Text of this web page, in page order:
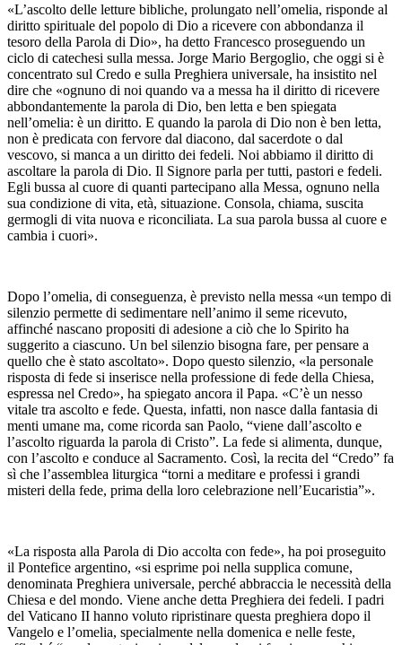
«L’ascolto delle letture bibliche, prolungato nell’omelia, risponde al
diritto spirituale del popolo di Dio a ricevere con abbondanza il
tesoro della Parola di Dio», ha detto Francesco proseguendo un
ciclo di catechesi sulla messa. Jorge Mario Bergoglio, che oggi si è
concentrato sul Credo e sulla Preghiera universale, ha insistito nel
dire che «ognuno di noi quando va a messa ha il diritto di ricevere
abbondantemente la parola di Dio, ben letta e ben spiegata
nell’omelia: è un diritto. E quando la parola di Dio non è ben letta,
non è predicata con fervore dal diacono, dal sacerdote o dal
vescovo, si manca a un diritto dei fedeli. Noi abbiamo il diritto di
ascoltare la parola di Dio. Il Signore parla per tutti, pastori e fedeli.
Egli bussa al cuore di quanti partecipano alla Messa, ognuno nella
sua condizione di vita, età, situazione. Consola, chiama, suscita
germogli di vita nuova e riconciliata. La sua parola bussa al cuore e
cambia i cuori».
Dopo l’omelia, di conseguenza, è previsto nella messa «un tempo di
silenzio permette di sedimentare nell’animo il seme ricevuto,
affinché nascano propositi di adesione a ciò che lo Spirito ha
suggerito a ciascuno. Un bel silenzio bisogna fare, per pensare a
quello che è stato ascoltato». Dopo questo silenzio, «la personale
risposta di fede si inserisce nella professione di fede della Chiesa,
espressa nel Credo», ha spiegato ancora il Papa. «C’è un nesso
vitale tra ascolto e fede. Questa, infatti, non nasce dalla fantasia di
menti umane ma, come ricorda san Paolo, “viene dall’ascolto e
l’ascolto riguarda la parola di Cristo”. La fede si alimenta, dunque,
con l’ascolto e conduce al Sacramento. Così, la recita del “Credo” fa
sì che l’assemblea liturgica “torni a meditare e professi i grandi
misteri della fede, prima della loro celebrazione nell’Eucaristia”».
«La risposta alla Parola di Dio accolta con fede», ha poi proseguito
il Pontefice argentino, «si esprime poi nella supplica comune,
denominata Preghiera universale, perché abbraccia le necessità della
Chiesa e del mondo. Viene anche detta Preghiera dei fedeli. I padri
del Vaticano II hanno voluto ripristinare questa preghiera dopo il
Vangelo e l’omelia, specialmente nella domenica e nelle feste,